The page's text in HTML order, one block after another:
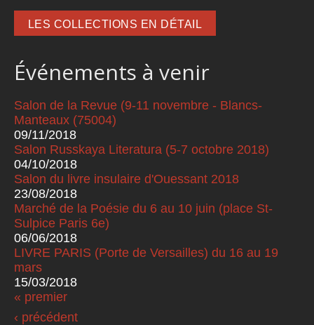
LES COLLECTIONS EN DÉTAIL
Événements à venir
Salon de la Revue (9-11 novembre - Blancs-
Manteaux (75004)
09/11/2018
Salon Russkaya Literatura (5-7 octobre 2018)
04/10/2018
Salon du livre insulaire d'Ouessant 2018
23/08/2018
Marché de la Poésie du 6 au 10 juin (place St-
Sulpice Paris 6e)
06/06/2018
LIVRE PARIS (Porte de Versailles) du 16 au 19
mars
15/03/2018
Pages
« premier
‹ précédent